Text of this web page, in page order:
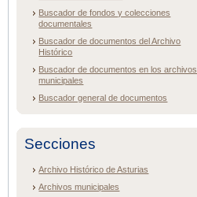
Buscador de fondos y colecciones
documentales
Buscador de documentos del Archivo
Histórico
Buscador de documentos en los archivos
municipales
Buscador general de documentos
Secciones
Archivo Histórico de Asturias
Archivos municipales